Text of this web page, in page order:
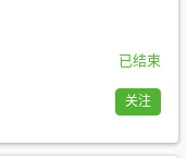
已结束
关注